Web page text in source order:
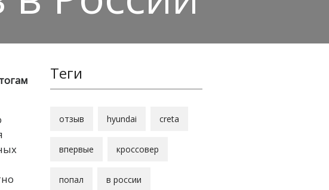
Теги
отзыв hyundai creta
впервые кроссовер
попал в россии